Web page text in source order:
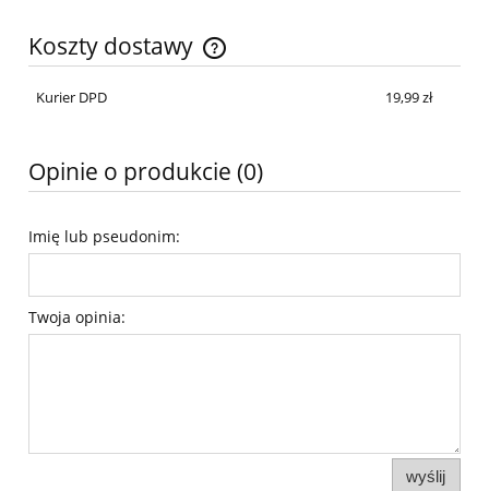
Koszty dostawy
Cena nie zawiera ewentualnych kosztów płatności
Kurier DPD
19,99 zł
Opinie o produkcie (0)
Imię lub pseudonim:
Twoja opinia:
wyślij